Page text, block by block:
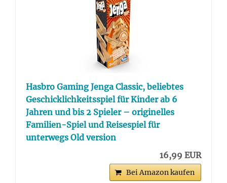
Hasbro Gaming Jenga Classic, beliebtes
Geschicklichkeitsspiel für Kinder ab 6
Jahren und bis 2 Spieler – originelles
Familien-Spiel und Reisespiel für
unterwegs Old version
16,99 EUR
Bei Amazon kaufen